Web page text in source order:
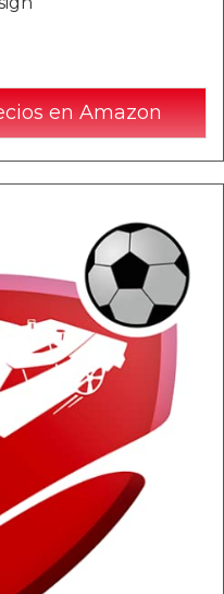
en Amazon